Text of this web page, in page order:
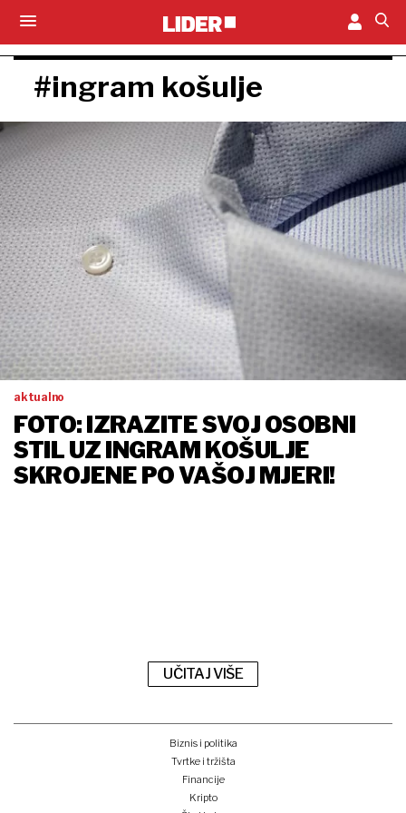
#ingram košulje
aktualno
FOTO: IZRAZITE SVOJ OSOBNI
STIL UZ INGRAM KOŠULJE
SKROJENE PO VAŠOJ MJERI!
UČITAJ VIŠE
Biznis i politika
Tvrtke i tržišta
Financije
Kripto